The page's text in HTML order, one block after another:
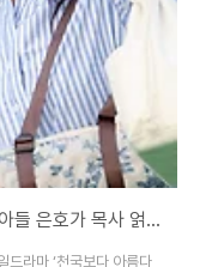
천국보다아름다운10화 11화 예고- 해숙 아들 은호가 목사 얽힌 관계
라마 ‘천국보다 아름다